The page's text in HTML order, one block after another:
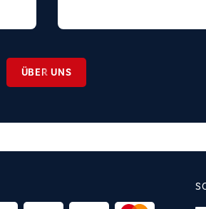
ÜBER UNS